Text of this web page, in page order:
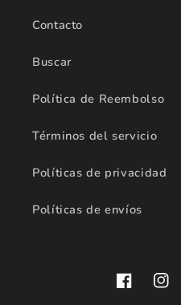
Contacto
Buscar
Política de Reembolso
Términos del servicio
Políticas de privacidad
Políticas de envíos
Facebook